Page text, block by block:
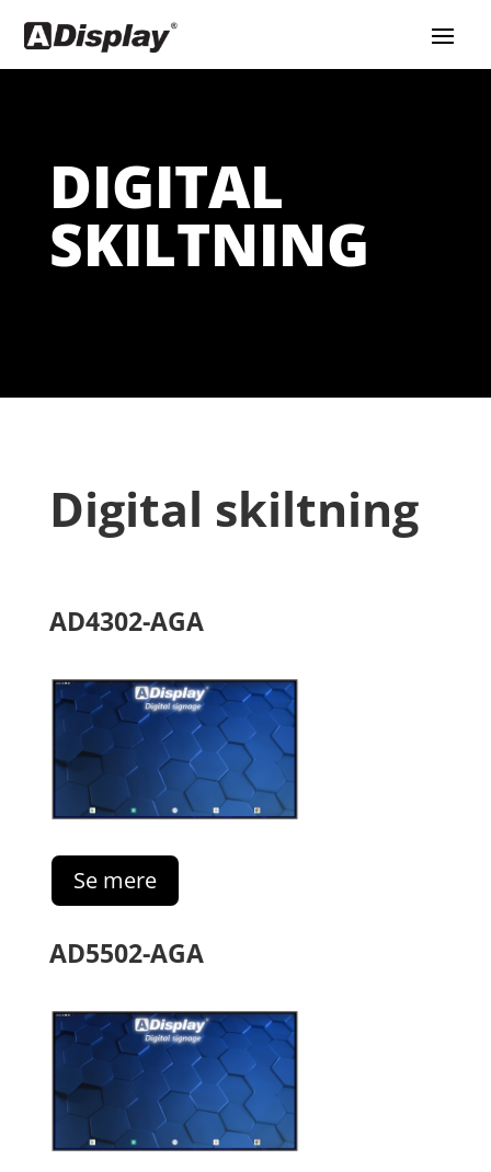
DIGITAL
SKILTNING
Digital skiltning
AD4302-AGA
Se mere
AD5502-AGA